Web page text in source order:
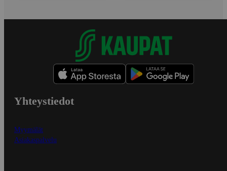
Yhteystiedot
Myymälät
Asiakaspalvelu